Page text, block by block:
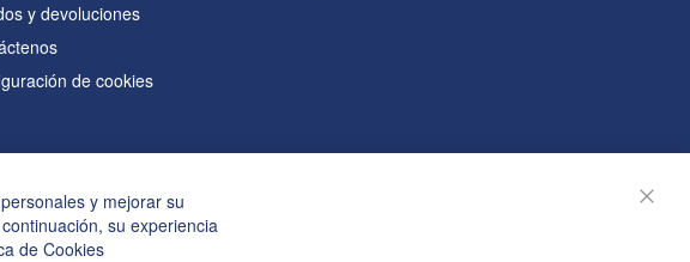
y devoluciones
de cookies
y mejorar su
su experiencia
de Cookies